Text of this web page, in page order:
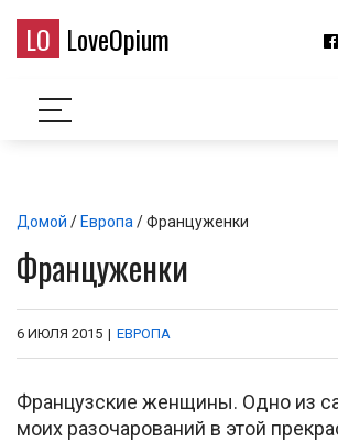
LO LoveOpium
Домой / Европа / Француженки
Француженки
6 ИЮЛЯ 2015 | ЕВРОПА
Французские женщины. Одно из
моих разочарований в этой